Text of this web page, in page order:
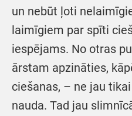
un nebūt ļoti
laimīgiem par spīti
iespējams. No otras
ārstam apzināties,
ciešanas, – ne jau
nauda. Tad jau